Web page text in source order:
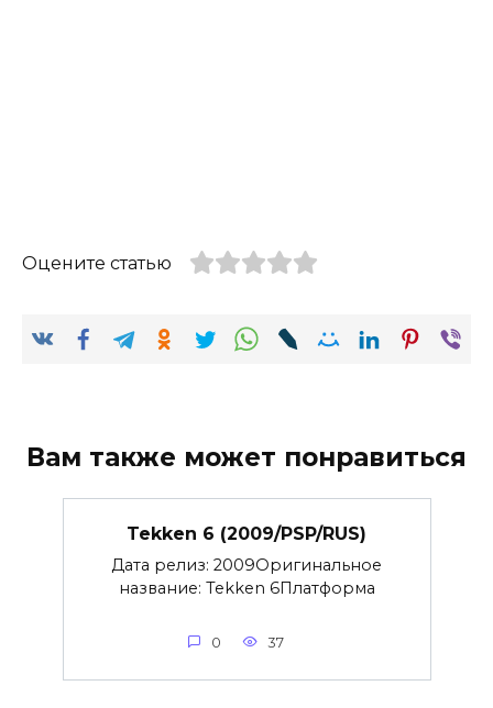
Оцените статью
Вам также может понравиться
Tekken 6 (2009/PSP/RUS)
Дата релиз: 2009Оригинальное
название: Tekken 6Платформа
0 37